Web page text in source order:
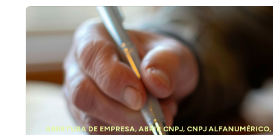
ABERTURA DE EMPRESA,ABRIR CNPJ, CNPJ ALFANUMÉRICO,